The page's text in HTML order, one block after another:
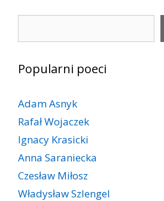
Popularni poeci
Adam Asnyk
Rafał Wojaczek
Ignacy Krasicki
Anna Saraniecka
Czesław Miłosz
Władysław Szlengel